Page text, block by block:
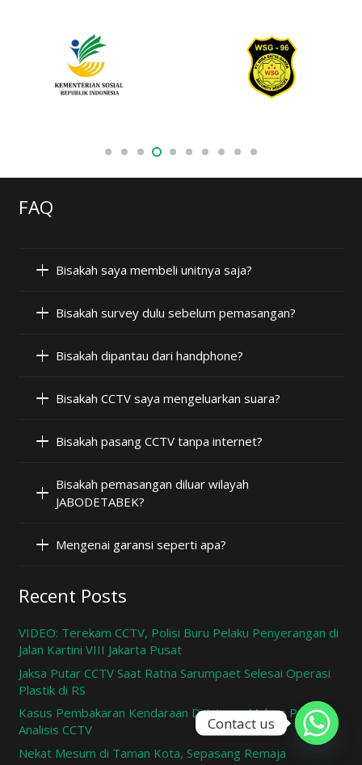
FAQ
Bisakah saya membeli unitnya saja?
Bisakah survey dulu sebelum pemasangan?
Bisakah dipantau dari handphone?
Bisakah CCTV saya mengeluarkan suara?
Bisakah pasang CCTV tanpa internet?
Bisakah pemasangan diluar wilayah
JABODETABEK?
Mengenai garansi seperti apa?
Recent Posts
VIDEO: Terekam CCTV, Polisi Buru Pelaku Penyerangan di
Jalan Kartini VIII Jakarta Pusat
Jaksa Putar CCTV Saat Ratna Sarumpaet Selesai Operasi
Plastik di RS
Kasus Pembakaran Kendaraan Di Jateng, Mabes Polri
Analisis CCTV
Nekat Mesum di Taman Kota, Sepasang Remaja
Contact us